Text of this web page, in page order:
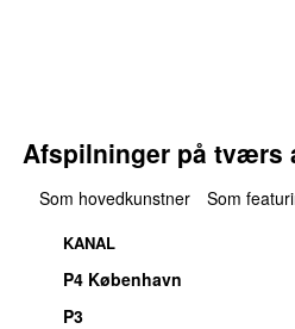
Afspilninger på tværs
Som hovedkunstner Som
KANAL
P4 København
P3